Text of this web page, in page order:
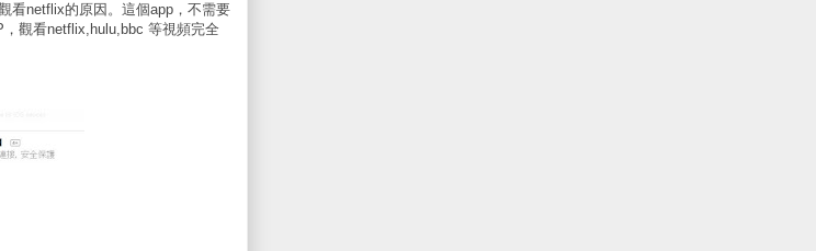
看netflix的原因。這個app，不需要
觀看netflix,hulu,bbc 等視頻完全